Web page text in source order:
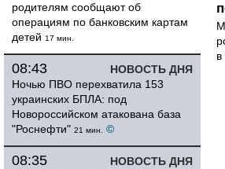
родителям сообщают об
операциям по банковским картам
детей 17 мин.
НОВОСТЬ ДНЯ
08:43
Ночью ПВО перехватила 153
украинских БПЛА: под
Новороссийском атакована база
"Роснефти" 21 мин. ©
НОВОСТЬ ДНЯ
08:35
в